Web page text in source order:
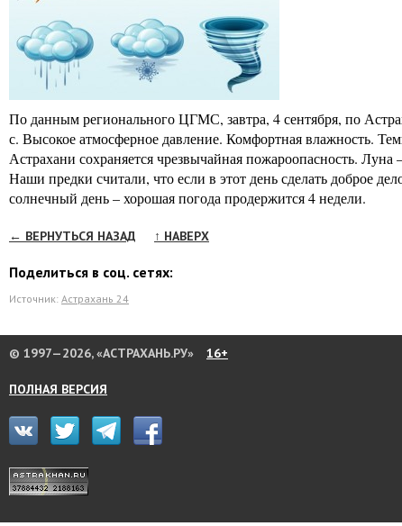
По данным регионального ЦГМС, завтра, 4 сентября, по
с. Высокое атмосферное давление. Комфортная влажность.
Астрахани сохраняется чрезвычайная пожароопасность.
Наши предки считали, что если в этот день сделать доброе
солнечный день – хорошая погода продержится 4 недели.
← ВЕРНУТЬСЯ НАЗАД ↑ НАВЕРХ
Поделиться в соц. сетях:
Источник: Астрахань 24
© 1997—2026, «АСТРАХАНЬ.РУ» 16+
ПОЛНАЯ ВЕРСИЯ